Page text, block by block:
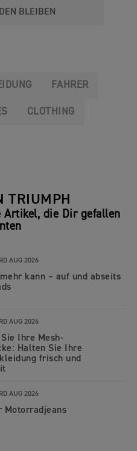
BLEIBEN
FAHRER
CLOTHING
TRIUMPH
Artikel, die Dir gefallen
AUG 2026
kann – auf und abseits
AUG 2026
Ihre Mesh-
Halten Sie Ihre
frisch und
AUG 2026
Motorradjeans